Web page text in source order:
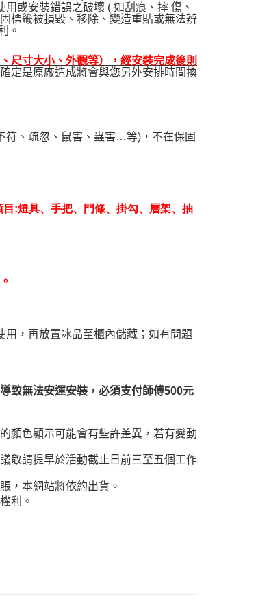
或安裝錯誤之破壞 ( 如刮痕、摔 傷、
標籤被損毀、移除、變造重貼或無法辨
。
尺寸大小、外觀等），經安裝完成後則
定是原廠造成將會與您另外安排時間換
符、疏忽、鼠害、蟲害…等)，不在保固
目:燈具、手把、門條、掛勾、層架、抽
，再放置冰品至櫃內儲藏；如有問題
致無法安運安裝，必須支付師傅500元
顏色顯示可能會有些許差異，若有變動
敬請提早於活動截止日前三至五個工作
，本網站將依約出貨。
利。